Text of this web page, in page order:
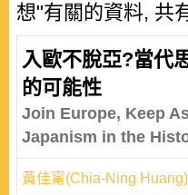
想"有關的資料, 共
入歐不脫亞?當代
的可能性
Join Europe, Keep
Japanism in the
黃佳甯(Chia-Ning Huang)